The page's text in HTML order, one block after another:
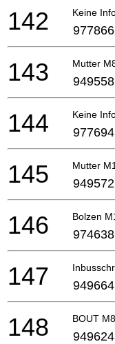
Keine
142 977866
Mutter
143 949558
Keine
144 977694
Mutter
145 949572
Bolzen
146 974638
147 949664
BOUT
148 949624